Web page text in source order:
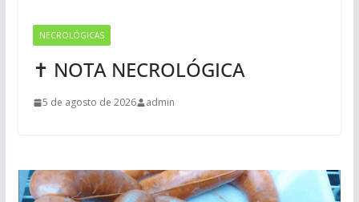
NECROLÓGICAS
✝ NOTA NECROLÓGICA
5 de agosto de 2026 admin